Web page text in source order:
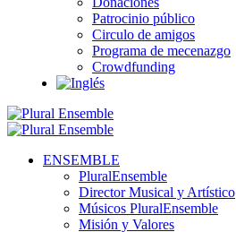
Patrocinio público
Circulo de amigos
Programa de mecenazgo
Crowdfunding
ENSEMBLE
PluralEnsemble
Director Musical y Artístico
Músicos PluralEnsemble
Misión y Valores